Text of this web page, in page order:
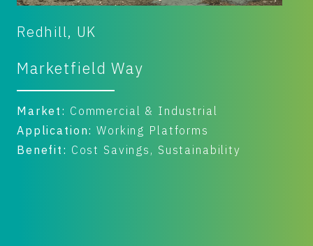
Redhill, UK
Marketfield Way
Market: Commercial & Industrial
Application: Working Platforms
Benefit: Cost Savings, Sustainability